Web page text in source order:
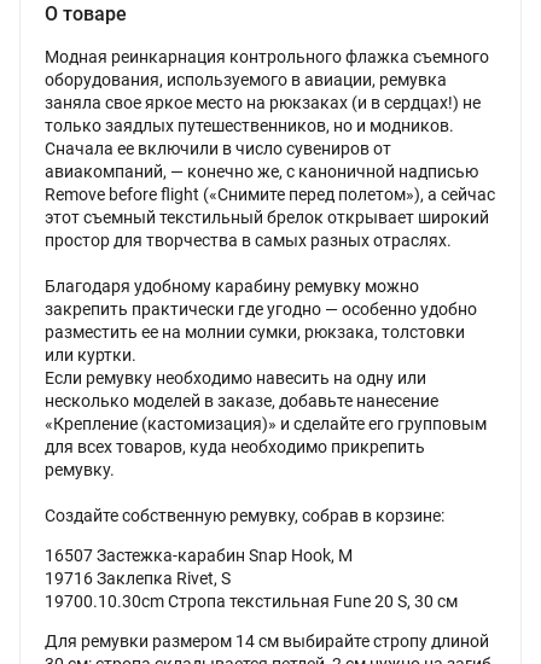
О товаре
Модная реинкарнация контрольного флажка съемного
оборудования, используемого в авиации, ремувка
заняла свое яркое место на рюкзаках (и в сердцах!) не
только заядлых путешественников, но и модников.
Сначала ее включили в число сувениров от
авиакомпаний, — конечно же, с каноничной надписью
Remove before flight («Снимите перед полетом»), а сейчас
этот съемный текстильный брелок открывает широкий
простор для творчества в самых разных отраслях.
Благодаря удобному карабину ремувку можно
закрепить практически где угодно — особенно удобно
разместить ее на молнии сумки, рюкзака, толстовки
или куртки.
Если ремувку необходимо навесить на одну или
несколько моделей в заказе, добавьте нанесение
«Крепление (кастомизация)» и сделайте его групповым
для всех товаров, куда необходимо прикрепить
ремувку.
Создайте собственную ремувку, собрав в корзине:
16507 Застежка-карабин Snap Hook, M
19716 Заклепка Rivet, S
19700.10.30cm Стропа текстильная Fune 20 S, 30 см
Для ремувки размером 14 см выбирайте стропу длиной